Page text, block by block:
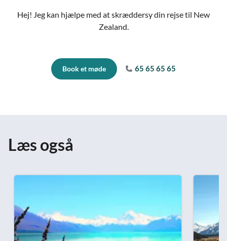
Hej! Jeg kan hjælpe med at skræddersy din rejse til New
Zealand.
Book et møde 65 65 65 65
Læs også